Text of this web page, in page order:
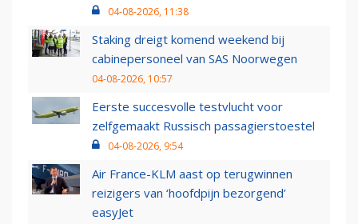
04-08-2026, 11:38
Staking dreigt komend weekend bij
cabinepersoneel van SAS Noorwegen
04-08-2026, 10:57
Eerste succesvolle testvlucht voor
zelfgemaakt Russisch passagierstoestel
04-08-2026, 9:54
Air France-KLM aast op terugwinnen
reizigers van ‘hoofdpijn bezorgend’
easyJet